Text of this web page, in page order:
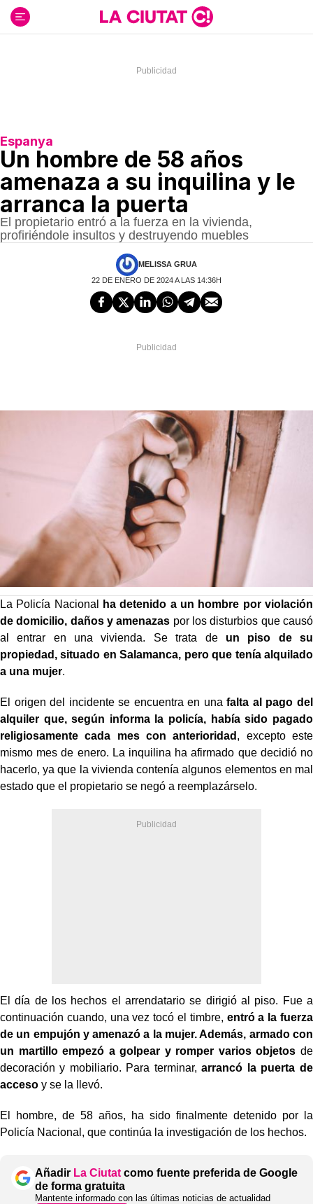
contenido
Espanya
Un hombre de 58 años
amenaza a su inquilina y le
arranca la puerta
El propietario entró a la fuerza en la vivienda,
profiriéndole insultos y destruyendo muebles
MELISSA GRUA
22 DE ENERO DE 2024 A LAS 14:36H
La Policía Nacional
ha detenido a un hombre por violación
de domicilio, daños y amenazas por los disturbios que causó
al entrar en una vivienda. Se trata de un piso de su
propiedad, situado en Salamanca, pero que tenía alquilado
a una mujer.
El origen del incidente se encuentra en unafalta al pago del
alquiler que, según informa la policía, había sido pagado
religiosamente cada mes con anterioridad , excepto este
mismo mes de enero. La inquilina ha afirmado que decidió no
hacerlo, ya que la vivienda contenía algunos elementos en mal
estado que el propietario se negó a reemplazárselo.
El día de los hechos el arrendatario se dirigió al piso. Fue a
continuación cuando, una vez tocó el timbre, entró a la fuerza
de un empujón y amenazó a la mujer. Además, armado con
un martillo empezó a golpear y romper varios objetos de
decoración y mobiliario. Para terminar,arrancó la puerta de
acceso y se la llevó.
El hombre, de 58 años, ha sido finalmente detenido por la
Policía Nacional, que continúa la investigación de los hechos.
Añadir La Ciutat como fuente preferida de Google
de forma gratuita
Mantente informado con las últimas noticias de actualidad